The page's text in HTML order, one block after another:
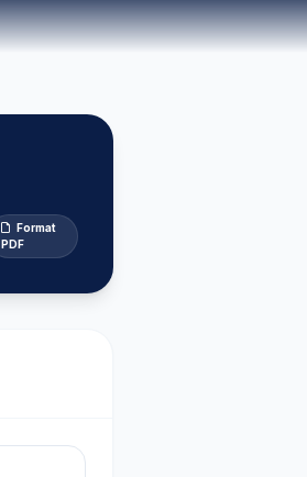
Format
PDF